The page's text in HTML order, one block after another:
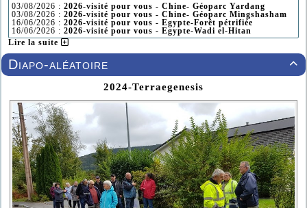
03/08/2026 : 2026-visité pour vous - Chine- Géoparc Yardang
03/08/2026 : 2026-visité pour vous - Chine- Géoparc Mingshasham
16/06/2026 : 2026-visité pour vous - Egypte-Forêt pétrifiée
16/06/2026 : 2026-visité pour vous - Egypte-Wadi el-Hitan
Lire la suite

Diapo-aléatoire
2024-Terraegenesis